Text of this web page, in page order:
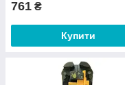
761 ₴
Купити